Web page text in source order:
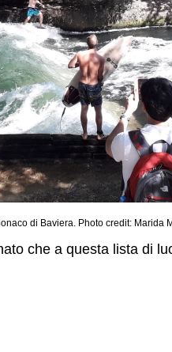
di Baviera. Photo credit: Marida
che a questa lista di